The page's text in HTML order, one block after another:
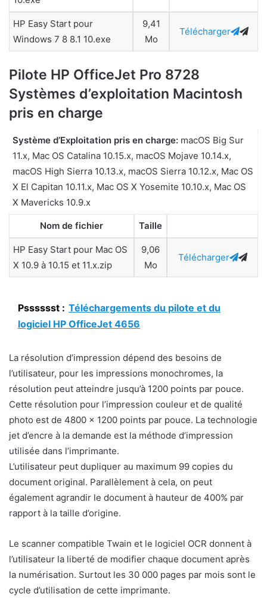
HP Easy Start pour
Windows 7 8 8.1 10.exe
9,41
Mo
Télécharger
Pilote HP OfficeJet Pro 8728
Systèmes d’exploitation Macintosh
pris en charge
Système d’Exploitation pris en charge: macOS Big Sur
11.x, Mac OS Catalina 10.15.x, macOS Mojave 10.14.x,
macOS High Sierra 10.13.x, macOS Sierra 10.12.x, Mac OS
X El Capitan 10.11.x, Mac OS X Yosemite 10.10.x, Mac OS
X Mavericks 10.9.x
Nom de fichier Taille
HP Easy Start pour Mac OS
X 10.9 à 10.15 et 11.x.zip
9,06
Mo
Télécharger
Psssssst : Téléchargements du pilote et du
logiciel HP OfficeJet 4656
La résolution d’impression dépend des besoins de
l’utilisateur, pour les impressions monochromes, la
résolution peut atteindre jusqu’à 1200 points par pouce.
Cette résolution pour l’impression couleur et de qualité
photo est de 4800 x 1200 points par pouce. La technologie
jet d’encre à la demande est la méthode d’impression
utilisée dans l’imprimante.
L’utilisateur peut dupliquer au maximum 99 copies du
document original. Parallèlement à cela, on peut
également agrandir le document à hauteur de 400% par
rapport à la taille d’origine.
Le scanner compatible Twain et le logiciel OCR donnent à
l’utilisateur la liberté de modifier chaque document après
la numérisation. Surtout les 30 000 pages par mois sont le
cycle d’utilisation de cette imprimante.